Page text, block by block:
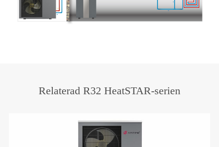
Relaterad R32 HeatSTAR-serien